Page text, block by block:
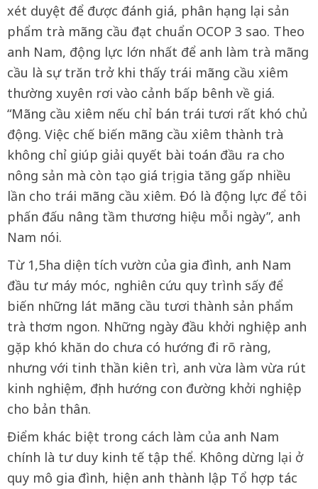
xét duyệt để được đánh giá, phân hạng lại sản
phẩm trà mãng cầu đạt chuẩn OCOP 3 sao. Theo
anh Nam, động lực lớn nhất để anh làm trà mãng
cầu là sự trăn trở khi thấy trái mãng cầu xiêm
thường xuyên rơi vào cảnh bấp bênh về giá.
“Mãng cầu xiêm nếu chỉ bán trái tươi rất khó chủ
động. Việc chế biến mãng cầu xiêm thành trà
không chỉ giúp giải quyết bài toán đầu ra cho
nông sản mà còn tạo giá trị gia tăng gấp nhiều
lần cho trái mãng cầu xiêm. Đó là động lực để tôi
phấn đấu nâng tầm thương hiệu mỗi ngày”, anh
Nam nói.
Từ 1,5ha diện tích vườn của gia đình, anh Nam
đầu tư máy móc, nghiên cứu quy trình sấy để
biến những lát mãng cầu tươi thành sản phẩm
trà thơm ngon. Những ngày đầu khởi nghiệp anh
gặp khó khăn do chưa có hướng đi rõ ràng,
nhưng với tinh thần kiên trì, anh vừa làm vừa rút
kinh nghiệm, định hướng con đường khởi nghiệp
cho bản thân.
Điểm khác biệt trong cách làm của anh Nam
chính là tư duy kinh tế tập thể. Không dừng lại ở
quy mô gia đình, hiện anh thành lập Tổ hợp tác